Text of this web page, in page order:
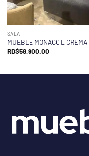
SALA
MUEBLE MONACO L CREMA
RD$58,900.00